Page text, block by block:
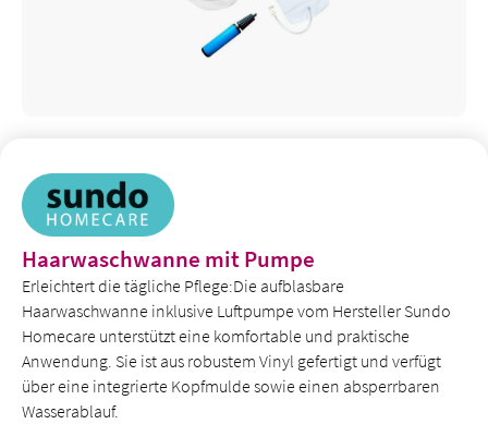
Haarwaschwanne mit Pumpe
Erleichtert die tägliche Pflege:Die aufblasbare
Haarwaschwanne inklusive Luftpumpe vom Hersteller Sundo
Homecare unterstützt eine komfortable und praktische
Anwendung. Sie ist aus robustem Vinyl gefertigt und verfügt
über eine integrierte Kopfmulde sowie einen absperrbaren
Wasserablauf.